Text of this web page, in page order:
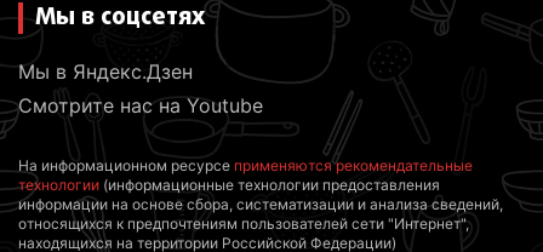
Мы в соцсетях
Мы в Яндекс.Дзен
Смотрите нас на Youtube
На информационном ресурсе применяются рекомендательные
технологии (информационные технологии предоставления
информации на основе сбора, систематизации и анализа сведений,
относящихся к предпочтениям пользователей сети "Интернет",
находящихся на территории Российской Федерации)